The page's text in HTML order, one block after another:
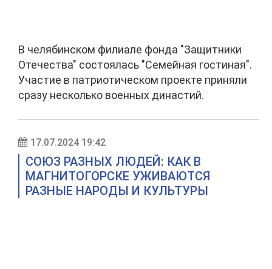
В челябинском филиале фонда "Защитники
Отечества" состоялась "Семейная гостиная".
Участие в патриотическом проекте приняли
сразу несколько военных династий.
17.07.2024 19:42
СОЮЗ РАЗНЫХ ЛЮДЕЙ: КАК В
МАГНИТОГОРСКЕ УЖИВАЮТСЯ
РАЗНЫЕ НАРОДЫ И КУЛЬТУРЫ